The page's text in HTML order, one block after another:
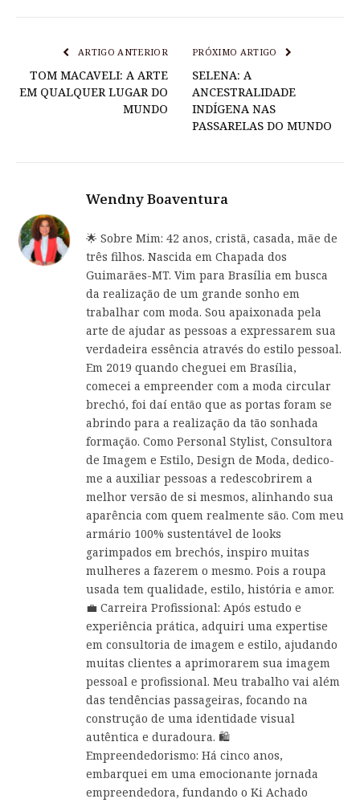
ARTIGO ANTERIOR
TOM MACAVELI: A ARTE
EM QUALQUER LUGAR DO
MUNDO
PRÓXIMO ARTIGO
SELENA: A
ANCESTRALIDADE
INDÍGENA NAS
PASSARELAS DO MUNDO
Wendny Boaventura
🌟 Sobre Mim: 42 anos, cristã, casada, mãe de
três filhos. Nascida em Chapada dos
Guimarães-MT. Vim para Brasília em busca
da realização de um grande sonho em
trabalhar com moda. Sou apaixonada pela
arte de ajudar as pessoas a expressarem sua
verdadeira essência através do estilo pessoal.
Em 2019 quando cheguei em Brasília,
comecei a empreender com a moda circular
brechó, foi daí então que as portas foram se
abrindo para a realização da tão sonhada
formação. Como Personal Stylist, Consultora
de Imagem e Estilo, Design de Moda, dedico-
me a auxiliar pessoas a redescobrirem a
melhor versão de si mesmos, alinhando sua
aparência com quem realmente são. Com meu
armário 100% sustentável de looks
garimpados em brechós, inspiro muitas
mulheres a fazerem o mesmo. Pois a roupa
usada tem qualidade, estilo, história e amor.
💼 Carreira Profissional: Após estudo e
experiência prática, adquiri uma expertise
em consultoria de imagem e estilo, ajudando
muitas clientes a aprimorarem sua imagem
pessoal e profissional. Meu trabalho vai além
das tendências passageiras, focando na
construção de uma identidade visual
autêntica e duradoura. 🛍️
Empreendedorismo: Há cinco anos,
embarquei em uma emocionante jornada
empreendedora, fundando o Ki Achado